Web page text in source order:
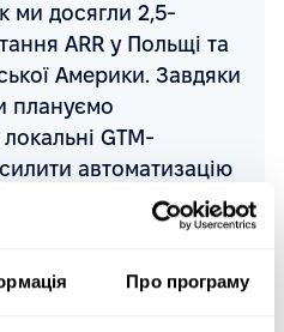
Про програму
ми досягли 2,5-
ARR у Польщі та
Америки. Завдяки
плануємо
GTM-
автоматизацію
урахуванням
що дозволить